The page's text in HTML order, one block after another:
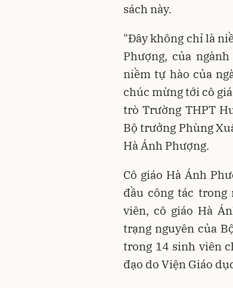
sách này.
"Đây không chỉ là
Phượng, của
niềm tự hào của
chúc mừng tới cô
trò Trường THPT
Bộ trưởng Phùng
Hà Ánh Phượng.
Cô giáo Hà Ánh
đầu công tác
viên, cô giáo Hà
trạng nguyên của
trong 14 sinh viên
đạo do Viện Giáo